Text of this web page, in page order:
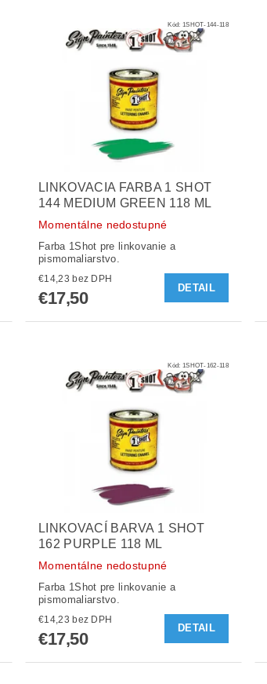
Kód: 1SHOT-144-118
LINKOVACIA FARBA 1 SHOT
144 MEDIUM GREEN 118 ML
Momentálne nedostupné
Farba 1Shot pre linkovanie a
pismomaliarstvo.
€14,23 bez DPH
€17,50
DETAIL
Kód: 1SHOT-162-118
LINKOVACÍ BARVA 1 SHOT
162 PURPLE 118 ML
Momentálne nedostupné
Farba 1Shot pre linkovanie a
pismomaliarstvo.
€14,23 bez DPH
€17,50
DETAIL